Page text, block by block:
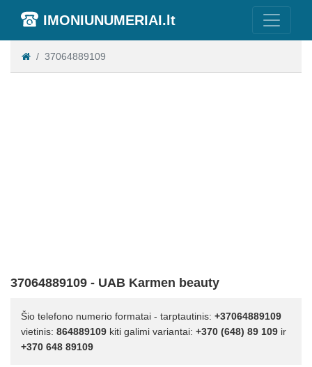
IMONIUNUMERIAI.lt
37064889109
37064889109 - UAB Karmen beauty
Šio telefono numerio formatai - tarptautinis: +37064889109
vietinis: 864889109 kiti galimi variantai: +370 (648) 89 109 ir
+370 648 89109